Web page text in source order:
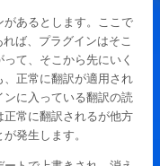
あるとします。ここで
ば、プラグインはそこ
て、そこから先にいく
、正常に翻訳が適用され
に入っている翻訳の読
常に翻訳されるが他方
発生します。